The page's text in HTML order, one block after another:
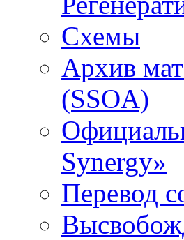
Схемы
Архив
(SSOA)
Synergy»
Перевод